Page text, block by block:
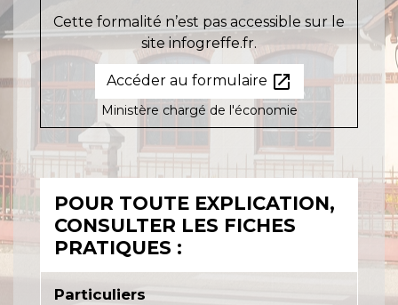
Cette formalité n’est pas accessible sur le
site infogreffe.fr.
Accéder au formulaire open_in_new
Ministère chargé de l'économie
POUR TOUTE EXPLICATION,
CONSULTER LES FICHES
PRATIQUES :
Particuliers